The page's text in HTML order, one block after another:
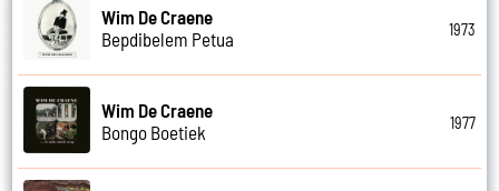
Wim De Craene
Bepdibelem Petua
1973
Wim De Craene
Bongo Boetiek
1977